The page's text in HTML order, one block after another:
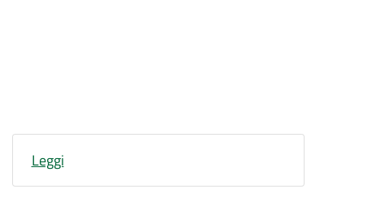
Leggi